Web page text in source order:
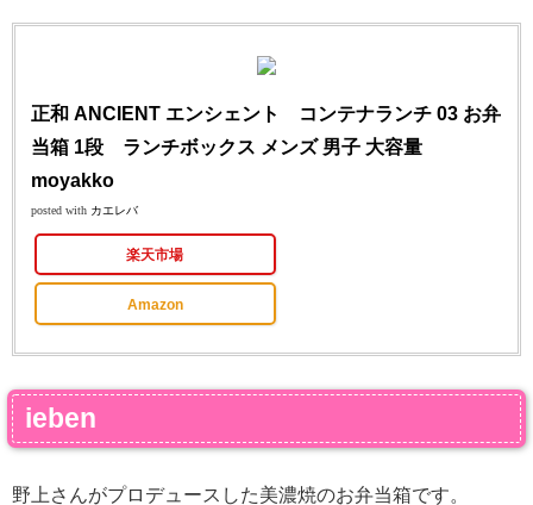
正和 ANCIENT エンシェント コンテナランチ 03 お弁
当箱 1段 ランチボックス メンズ 男子 大容量
moyakko
posted with カエレバ
楽天市場
Amazon
ieben
野上さんがプロデュースした美濃焼のお弁当箱です。